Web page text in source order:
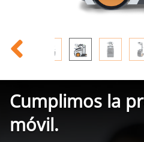
Cumplimos la
móvil.